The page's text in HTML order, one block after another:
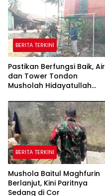
BERITA TERKINI
Pastikan Berfungsi Baik, Air
dan Tower Tondon
Musholah Hidayatullah
BERITA TERKINI
Mushola Baitul Maghfurin
Berlanjut, Kini Paritnya
Sedang di Cor